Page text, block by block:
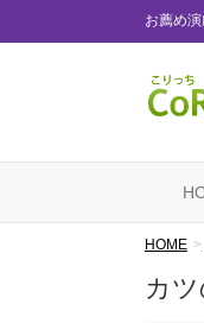
お薦め
HOME
カ